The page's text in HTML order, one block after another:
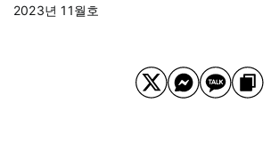
2023년 11월호